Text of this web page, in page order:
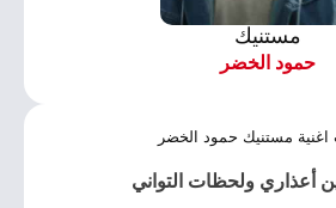
مستنيك
حمود الخضر
اغنية مستنيك حمود الخضر
أعذاري ولحظات التواني